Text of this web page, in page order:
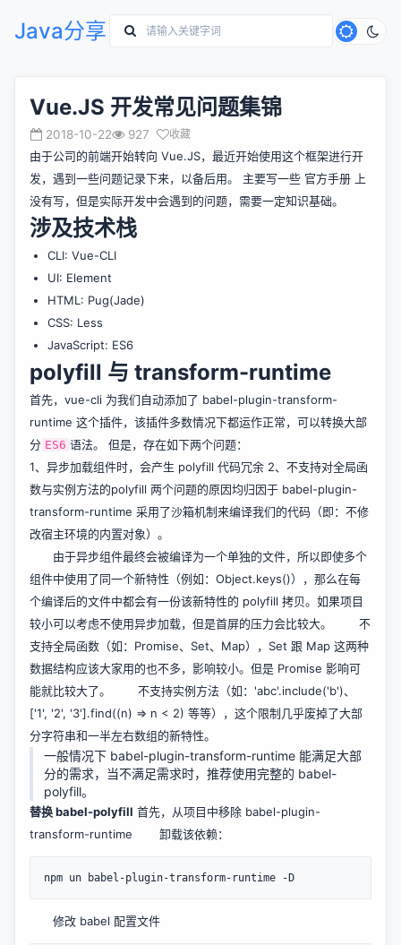
Java分享
Vue.JS 开发常见问题集锦
2018-10-22 927 收藏
由于公司的前端开始转向 Vue.JS，最近开始使用这个框架进行开
发，遇到一些问题记录下来，以备后用。 主要写一些 官方手册 上
没有写，但是实际开发中会遇到的问题，需要一定知识基础。
涉及技术栈
CLI: Vue-CLI
UI: Element
HTML: Pug(Jade)
CSS: Less
JavaScript: ES6
polyfill 与 transform-runtime
首先，vue-cli 为我们自动添加了 babel-plugin-transform-
runtime 这个插件，该插件多数情况下都运作正常，可以转换大部
分 ES6 语法。 但是，存在如下两个问题：
1、异步加载组件时，会产生 polyfill 代码冗余 2、不支持对全局函
数与实例方法的polyfill 两个问题的原因均归因于 babel-plugin-
transform-runtime 采用了沙箱机制来编译我们的代码（即：不修
改宿主环境的内置对象）。
由于异步组件最终会被编译为一个单独的文件，所以即使多个
组件中使用了同一个新特性（例如：Object.keys()），那么在每
个编译后的文件中都会有一份该新特性的 polyfill 拷贝。如果项目
较小可以考虑不使用异步加载，但是首屏的压力会比较大。 不
支持全局函数（如：Promise、Set、Map），Set 跟 Map 这两种
数据结构应该大家用的也不多，影响较小。但是 Promise 影响可
能就比较大了。 不支持实例方法（如：'abc'.include('b')、
['1', '2', '3'].find((n) => n < 2) 等等），这个限制几乎废掉了大部
分字符串和一半左右数组的新特性。
一般情况下 babel-plugin-transform-runtime 能满足大部
分的需求，当不满足需求时，推荐使用完整的 babel-
polyfill。
替换 babel-polyfill 首先，从项目中移除 babel-plugin-
transform-runtime 卸载该依赖：
修改 babel 配置文件